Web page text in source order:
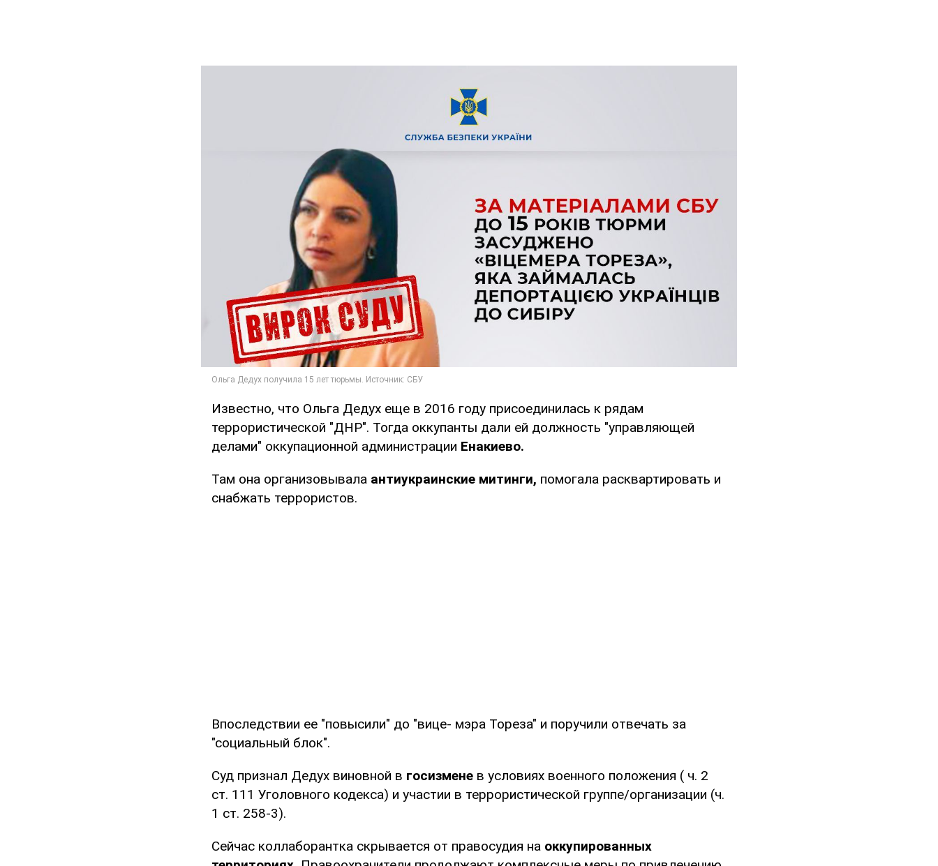
Известно, что Ольга Дедух еще в 2016 году присоединилась к рядам
террористической "ДНР". Тогда оккупанты дали ей должность "управляющей
делами" оккупационной администрации Енакиево.
Там она организовывала антиукраинские митинги, помогала расквартировать и
снабжать террористов.
Впоследствии ее "повысили" до "вице- мэра Тореза" и поручили отвечать за
"социальный блок".
Суд признал Дедух виновной в госизмене в условиях военного положения ( ч. 2
ст. 111 Уголовного кодекса) и участии в террористической группе/организации (ч.
1 ст. 258-3).
Сейчас коллаборантка скрывается от правосудия на оккупированных